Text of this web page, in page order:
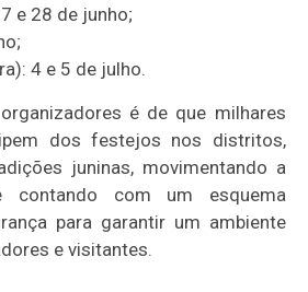
e 28 de junho;
4 e 5 de julho.
é de que milhares
dos festejos nos distritos,
juninas, movimentando a
contando com um esquema
para garantir um ambiente
e visitantes.